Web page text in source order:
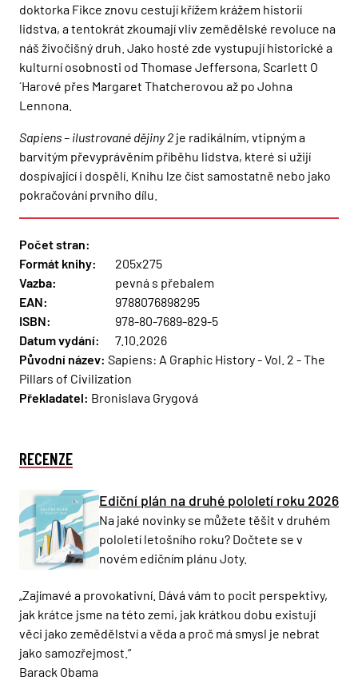
doktorka Fikce znovu cestují křížem krážem historií
lidstva, a tentokrát zkoumají vliv zemědělské revoluce na
náš živočišný druh. Jako hosté zde vystupují historické a
kulturní osobnosti od Thomase Jeffersona, Scarlett O
´Harové přes Margaret Thatcherovou až po Johna
Lennona.
Sapiens – ilustrované dějiny 2 je radikálním, vtipným a
barvitým převyprávěním příběhu lidstva, které si užijí
dospívající i dospělí. Knihu lze číst samostatně nebo jako
pokračování prvního dílu.
Počet stran:
Formát knihy:
205x275
Vazba:
pevná s přebalem
EAN:
9788076898295
ISBN:
978-80-7689-829-5
Datum vydání:
7.10.2026
Původní název: Sapiens: A Graphic History - Vol. 2 - The
Pillars of Civilization
Překladatel: Bronislava Grygová
RECENZE
Ediční plán na druhé pololetí roku 2026
Na jaké novinky se můžete těšit v druhém
pololetí letošního roku? Dočtete se v
novém edičním plánu Joty.
„Zajímavé a provokativní. Dává vám to pocit perspektivy,
jak krátce jsme na této zemi, jak krátkou dobu existují
věci jako zemědělství a věda a proč má smysl je nebrat
jako samozřejmost.“
Barack Obama